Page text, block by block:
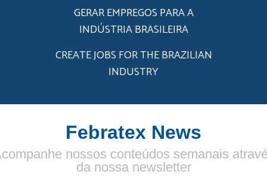
GERAR EMPREGOS PARA A
INDÚSTRIA BRASILEIRA
CREATE JOBS FOR THE BRAZILIAN
INDUSTRY
Febratex News
nossos conteúdos semanais
da nossa newsletter